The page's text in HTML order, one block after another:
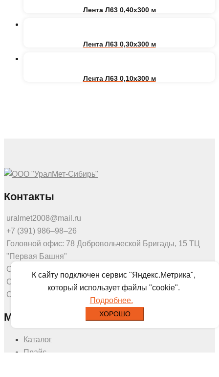
Лента Л63 0,40х300 м
Лента Л63 0,30х300 м
Лента Л63 0,10х300 м
Контакты
uralmet2008@mail.ru
+7 (391) 986‒98‒26
Головной офис: 78 Добровольческой Бригады, 15 ТЦ
"Первая Башня"
Офис продаж: Калинина 53а, этаж 3, оф.307
Склад: Северное шоссе 7г
Склад: Калинина 175
Меню
Каталог
Прайс
К сайту подключен сервис "Яндекс.Метрика",
который использует файлы "cookie".
Подробнее.
ХОРОШО